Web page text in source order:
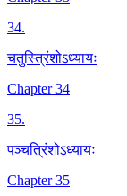
34.
चतुस्त्रिंशोऽध्यायः
Chapter 34
35.
पञ्चत्रिंशोऽध्यायः
Chapter 35